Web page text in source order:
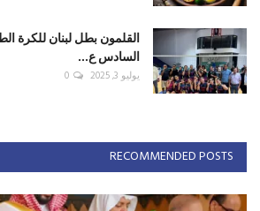
القلمون بطل لبنان للكرة
السادس ع...
يوليو 3, 2025 0
RECOMMENDED POSTS